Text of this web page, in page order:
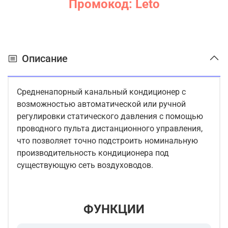
Промокод: Leto
Описание
Средненапорный канальный кондиционер с
возможностью автоматической или ручной
регулировки статического давления с помощью
проводного пульта дистанционного управления,
что позволяет точно подстроить номинальную
производительность кондиционера под
существующую сеть воздуховодов.
ФУНКЦИИ